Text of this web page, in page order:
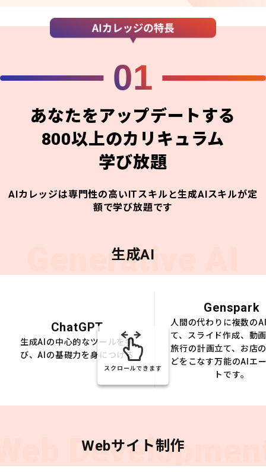
01
あなたをアップデートする
800以上のカリキュラム
学び放題
AIカレッジは専門性の高いITスキルと生成AIスキルが定
額で学び放題です
Generative AI
生成AI
ChatGPT
生成AIの中心的なツールを学
び、AIの基礎力を身につける
Genspark
人間の代わりに複数の
て、スライド作成、動
旅行の計画立て、お店
どをこなす万能のAIエ
トです。
スクロールできます
Webサイト制作